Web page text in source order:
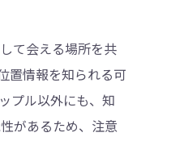
て会える場所を共
置情報を知られる可
プル以外にも、知
があるため、注意